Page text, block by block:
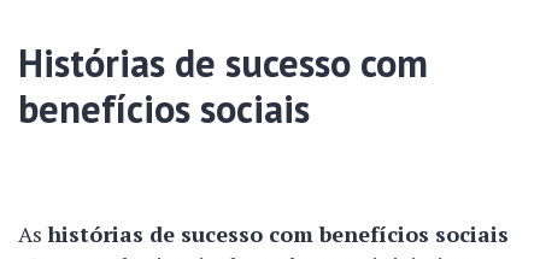
Histórias de sucesso com
benefícios sociais
As histórias de sucesso com benefícios sociais